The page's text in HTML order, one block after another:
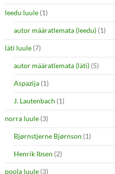
leedu luule (1)
autor määratlemata (leedu) (1)
läti luule (7)
autor määratlemata (läti) (5)
Aspazija (1)
J. Lautenbach (1)
norra luule (3)
Bjørnstjerne Bjørnson (1)
Henrik Ibsen (2)
poola luule (3)